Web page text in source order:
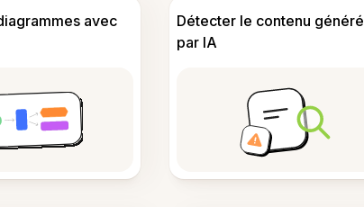
avec
Détecter le contenu généré
par IA